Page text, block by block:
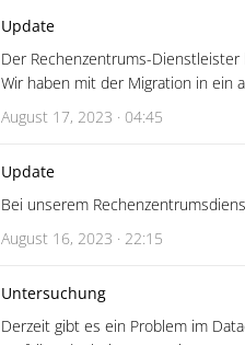
Update
Der Rechenzentrums-
Wir haben mit der Migration in ein
August 17, 2023 · 04:45
Update
Bei unserem
August 16, 2023 · 22:15
Untersuchung
Derzeit gibt es ein Problem im